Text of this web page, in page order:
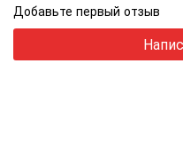
Добавьте первый отзыв